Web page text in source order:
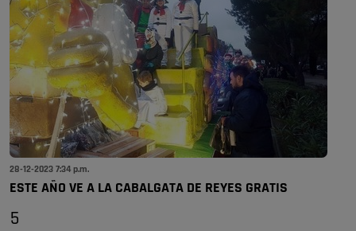
28-12-2023 7:34 p.m.
ESTE AÑO VE A LA CABALGATA DE REYES GRATIS
5